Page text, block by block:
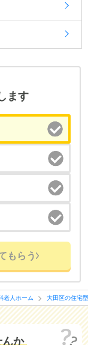
ます
もらう
老人ホーム 大田区の住宅
か